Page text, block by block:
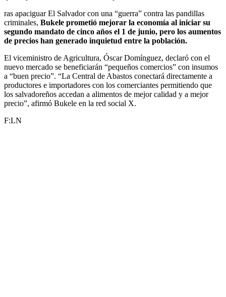
ras apaciguar El Salvador con una “guerra” contra las pandillas
criminales, Bukele prometió mejorar la economía al iniciar su
segundo mandato de cinco años el 1 de junio, pero los aumentos
de precios han generado inquietud entre la población.
El viceministro de Agricultura, Óscar Domínguez, declaró con el
nuevo mercado se beneficiarán “pequeños comercios” con insumos
a “buen precio”. “La Central de Abastos conectará directamente a
productores e importadores con los comerciantes permitiendo que
los salvadoreños accedan a alimentos de mejor calidad y a mejor
precio”, afirmó Bukele en la red social X.
F:LN